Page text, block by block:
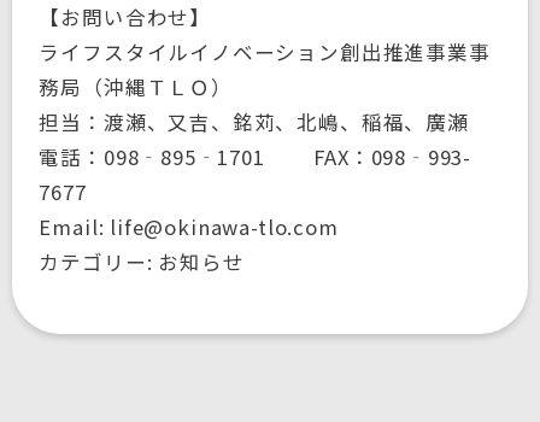
【お問い合わせ】
ライフスタイルイノベーション創出推進事業事
務局（沖縄ＴＬＯ）
担当：渡瀬、又吉、銘苅、北嶋、稲福、廣瀬
電話：098‐895‐1701 FAX：098‐993-
7677
Email: life@okinawa-tlo.com
カテゴリー: お知らせ